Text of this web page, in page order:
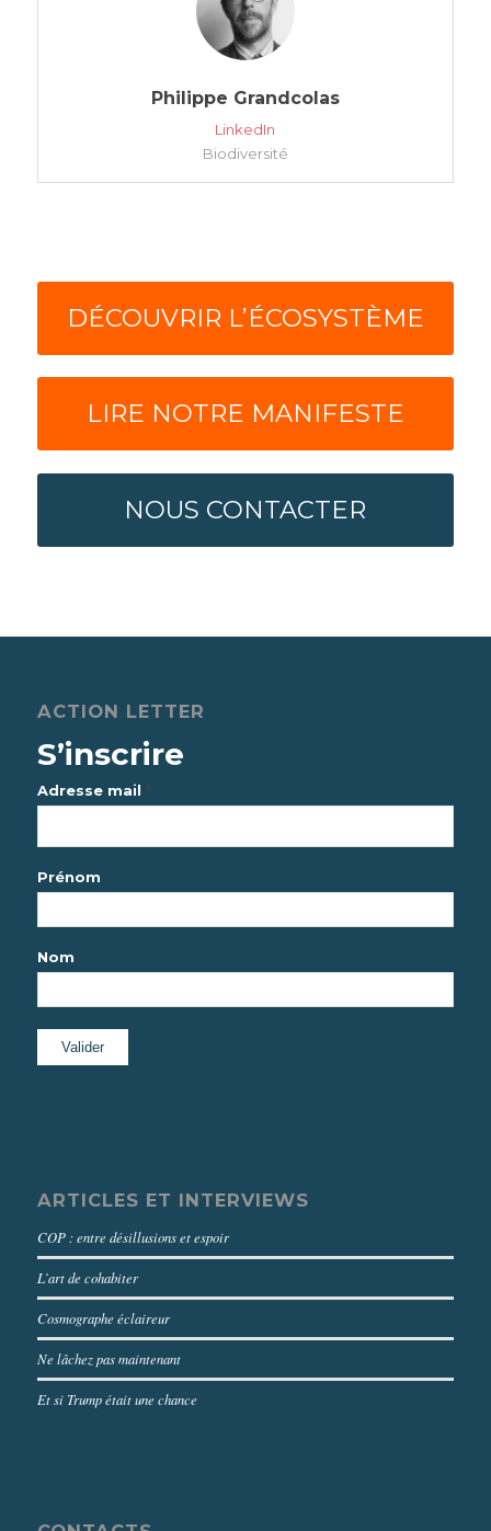
Philippe Grandcolas
LinkedIn
Biodiversité
DÉCOUVRIR L’ÉCOSYSTÈME
LIRE NOTRE MANIFESTE
NOUS CONTACTER
ACTION LETTER
S’inscrire
Adresse mail *
Prénom
Nom
ARTICLES ET INTERVIEWS
COP : entre désillusions et espoir
L’art de cohabiter
Cosmographe éclaireur
Ne lâchez pas maintenant
Et si Trump était une chance